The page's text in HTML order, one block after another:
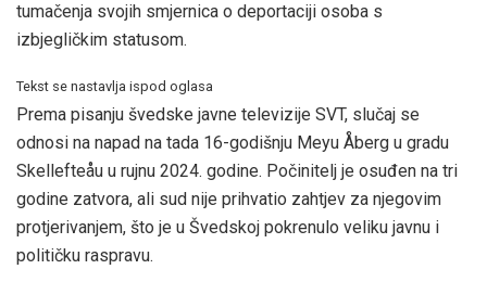
tumačenja svojih smjernica o deportaciji osoba s
izbjegličkim statusom.
Tekst se nastavlja ispod oglasa
Prema pisanju švedske javne televizije SVT, slučaj se
odnosi na napad na tada 16-godišnju Meyu Åberg u gradu
Skellefteåu u rujnu 2024. godine. Počinitelj je osuđen na tri
godine zatvora, ali sud nije prihvatio zahtjev za njegovim
protjerivanjem, što je u Švedskoj pokrenulo veliku javnu i
političku raspravu.